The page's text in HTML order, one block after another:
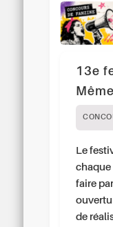
13e
Le
chaque
faire
de